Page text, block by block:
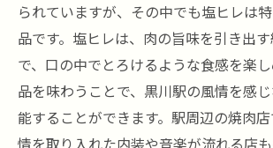
られていますが、その中でも塩ヒレは
品です。塩ヒレは、肉の旨味を引き出
で、口の中でとろけるような食感を楽
品を味わうことで、黒川駅の風情を感
能することができます。駅周辺の焼肉
情を取り入れた内装や音楽が流れる店